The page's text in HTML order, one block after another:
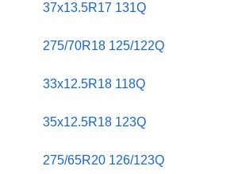
37x13.5R17 131Q
275/70R18 125/122Q
33x12.5R18 118Q
35x12.5R18 123Q
275/65R20 126/123Q